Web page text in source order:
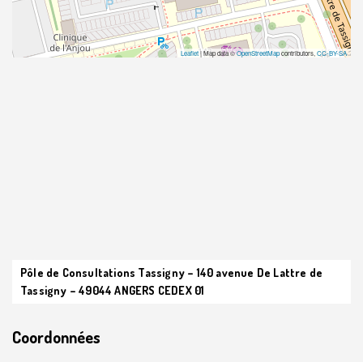
Leaflet| Map data ©OpenStreetMapcontributors, CC-BY-SA
Pôle de Consultations Tassigny – 140 avenue De Lattre de
Tassigny – 49044 ANGERS CEDEX 01
Coordonnées